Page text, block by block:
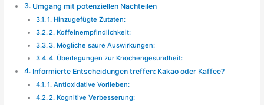
Umgang mit potenziellen Nachteilen
1. Hinzugefügte Zutaten:
2. Koffeinempfindlichkeit:
3. Mögliche saure Auswirkungen:
4. Überlegungen zur Knochengesundheit:
Informierte Entscheidungen treffen: Kakao oder Kaffee?
1. Antioxidative Vorlieben:
2. Kognitive Verbesserung: